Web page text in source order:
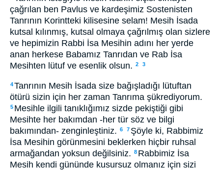
çağrılan ben Pavlus ve kardeşimiz Sostenisten
Tanrının Korintteki kilisesine selam! Mesih İsada
kutsal kılınmış, kutsal olmaya çağrılmış olan sizlere
ve hepimizin Rabbi İsa Mesihin adını her yerde
anan herkese Babamız Tanrıdan ve Rab İsa
Mesihten lütuf ve esenlik olsun. 2 3
4Tanrının Mesih İsada size bağışladığı lütuftan
ötürü sizin için her zaman Tanrıma şükrediyorum.
5 Mesihle ilgili tanıklığımız sizde pekiştiği gibi
Mesihte her bakımdan -her tür söz ve bilgi
bakımından- zenginleştiniz. 6 7 Şöyle ki, Rabbimiz
İsa Mesihin görünmesini beklerken hiçbir ruhsal
armağandan yoksun değilsiniz. 8 Rabbimiz İsa
Mesih kendi gününde kusursuz olmanız için sizi